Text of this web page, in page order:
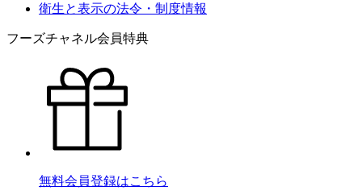
衛生と表示の法令・制度情報
フーズチャネル会員特典
無料会員登録はこちら